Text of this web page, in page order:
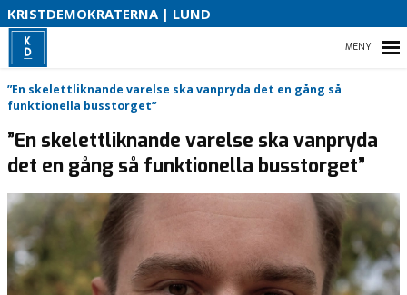
KRISTDEMOKRATERNA | LUND
HEM
STARTSIDA
VÅR POLITIK I LUND
VÅR PARTIAVDELNING
”En skelettliknande varelse ska vanpryda det en gång så
funktionella busstorget”
”En skelettliknande varelse ska vanpryda
det en gång så funktionella busstorget”